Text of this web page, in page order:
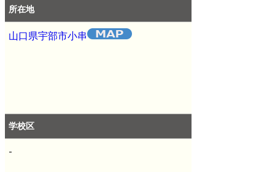
所在地
山口県宇部市小串
学校区
-